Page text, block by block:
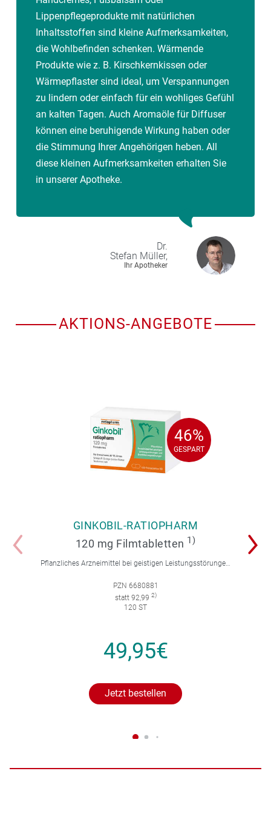
Lippenpflegeprodukte mit natürlichen
Inhaltsstoffen sind kleine Aufmerksamkeiten,
die Wohlbefinden schenken. Wärmende
Produkte wie z. B. Kirschkernkissen oder
Wärmepflaster sind ideal, um Verspannungen
zu lindern oder einfach für ein wohliges Gefühl
an kalten Tagen. Auch Aromaöle für Diffuser
können eine beruhigende Wirkung haben oder
die Stimmung Ihrer Angehörigen heben. All
diese kleinen Aufmerksamkeiten erhalten Sie
in unserer Apotheke.
Dr.
Stefan Müller,
Ihr Apotheker
AKTIONS-ANGEBOTE
46%
GESPART
46%
GESPART
GINKOBIL-RATIOPHARM
120 mg Filmtabletten 1)
Pflanzliches Arzneimittel bei geistigen Leistungsstörungen und Durchblutungsstörungen.
PZN 6680881
statt 92,99 2)
120 ST
49,95€
Jetzt bestellen